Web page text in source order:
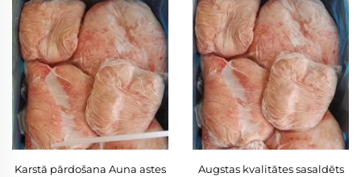
Karstā pārdošana Auna astes
Augstas kvalitātes sasaldēts